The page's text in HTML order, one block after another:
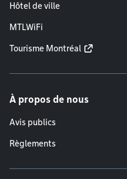
Hôtel de ville
MTLWiFi
Tourisme Montréal
À propos de nous
Avis publics
Règlements